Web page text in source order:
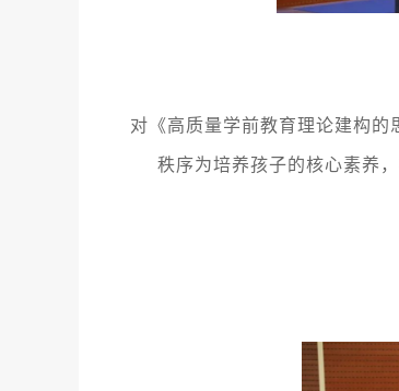
对《高质量学前教育理论建构
秩序为培养孩子的核心素养